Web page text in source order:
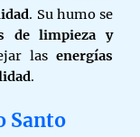
. Su humo se
de limpieza y
lasenergías
.
Santo